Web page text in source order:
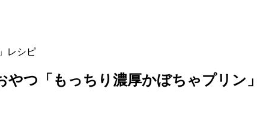
レシピ
やつ「もっちり濃厚かぼちゃプリン